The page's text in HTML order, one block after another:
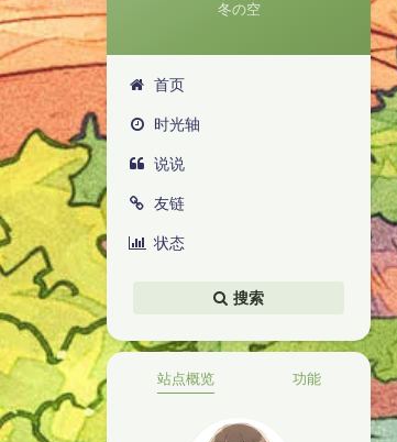
冬の空
首页
时光轴
说说
友链
状态
搜索
站点概览 功能